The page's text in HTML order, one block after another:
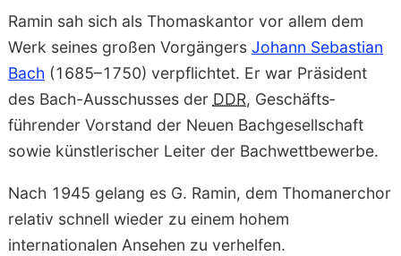
Ramin sah sich als Thomas­kantor vor allem dem
Werk seines großen Vorgängers Johann Sebastian
Bach (1685–1750) verpflichtet. Er war Präsident
des Bach-Ausschusses der DDR, Geschäfts­
führender Vorstand der Neuen Bach­gesellschaft
sowie künstlerischer Leiter der Bach­wettbewerbe.
Nach 1945 gelang es G. Ramin, dem Thomaner­chor
relativ schnell wieder zu einem hohem
internationalen Ansehen zu verhelfen.